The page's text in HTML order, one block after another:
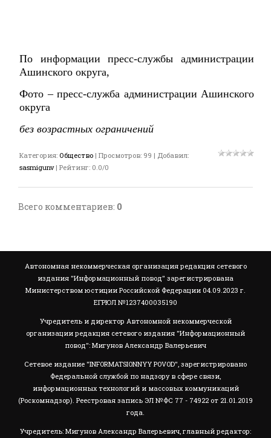
По информации пресс-службы администрации
Ашинского округа,
Фото – пресс-служба администрации Ашинского
округа
без возрастных ограничений
Категория: Общество | Просмотров: 99 | Добавил:
sasmigunv | Рейтинг: 0.0/0
Всего комментариев: 0
Автономная некоммерческая организация редакция сетевого
издания "Информационный повод" зарегистрирована
Министерством юстиции Российской Федерации 04.09.2023 г.
ЕГРЮЛ №1237400035190
Учредитель и директор Автономной некоммерческой
организации редакция сетевого издания "Информационный
повод": Мигунов Александр Валерьевич
Сетевое издание "INFORMATSIONNYY POVOD", зарегистрировано
Федеральной службой по надзору в сфере связи,
информационных технологий и массовых коммуникаций
(Роскомнадзор). Реестровая запись ЭЛ №ФС 77 - 74922 от 21.01.2019
года.
Учредитель: Мигунов Александр Валерьевич, главный редактор: